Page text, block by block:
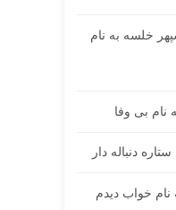
خلسه به نام
نام بی وفا
دنباله دار
نام خواب دیدم